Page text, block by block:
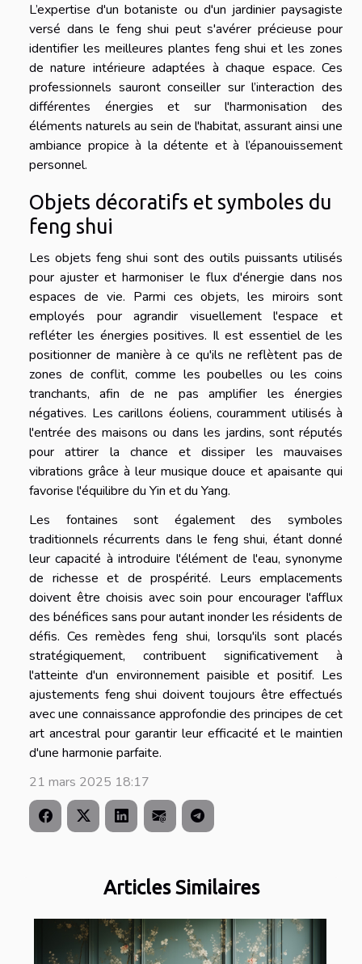
Articles Similaires
L’expertise d'un botaniste ou d'un jardinier paysagiste
versé dans le feng shui peut s'avérer précieuse pour
identifier les meilleures plantes feng shui et les zones
de nature intérieure adaptées à chaque espace. Ces
professionnels sauront conseiller sur l’interaction des
différentes énergies et sur l'harmonisation des
éléments naturels au sein de l'habitat, assurant ainsi une
ambiance propice à la détente et à l’épanouissement
personnel.
Objets décoratifs et symboles du
feng shui
Les objets feng shui sont des outils puissants utilisés
pour ajuster et harmoniser le flux d'énergie dans nos
espaces de vie. Parmi ces objets, les miroirs sont
employés pour agrandir visuellement l'espace et
refléter les énergies positives. Il est essentiel de les
positionner de manière à ce qu'ils ne reflètent pas de
zones de conflit, comme les poubelles ou les coins
tranchants, afin de ne pas amplifier les énergies
négatives. Les carillons éoliens, couramment utilisés à
l'entrée des maisons ou dans les jardins, sont réputés
pour attirer la chance et dissiper les mauvaises
vibrations grâce à leur musique douce et apaisante qui
favorise l'équilibre du Yin et du Yang.
Les fontaines sont également des symboles
traditionnels récurrents dans le feng shui, étant donné
leur capacité à introduire l'élément de l'eau, synonyme
de richesse et de prospérité. Leurs emplacements
doivent être choisis avec soin pour encourager l'afflux
des bénéfices sans pour autant inonder les résidents de
défis. Ces remèdes feng shui, lorsqu'ils sont placés
stratégiquement, contribuent significativement à
l'atteinte d'un environnement paisible et positif. Les
ajustements feng shui doivent toujours être effectués
avec une connaissance approfondie des principes de cet
art ancestral pour garantir leur efficacité et le maintien
d'une harmonie parfaite.
21 mars 2025 18:17